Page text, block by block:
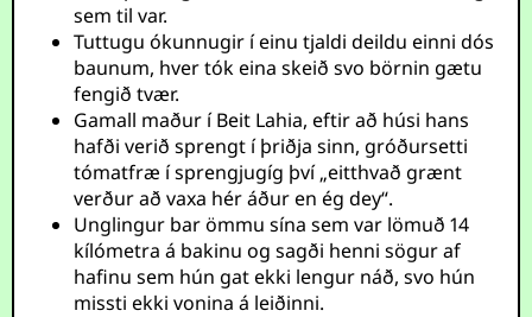
sem til var.
Tuttugu ókunnugir í einu tjaldi deildu einni dós
baunum, hver tók eina skeið svo börnin gætu
fengið tvær.
Gamall maður í Beit Lahia, eftir að húsi hans
hafði verið sprengt í þriðja sinn, gróðursetti
tómatfræ í sprengjugíg því „eitthvað grænt
verður að vaxa hér áður en ég dey“.
Unglingur bar ömmu sína sem var lömuð 14
kílómetra á bakinu og sagði henni sögur af
hafinu sem hún gat ekki lengur náð, svo hún
missti ekki vonina á leiðinni.